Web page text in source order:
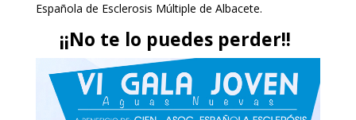
Española de Esclerosis Múltiple de Albacete.
¡¡No te lo puedes perder!!